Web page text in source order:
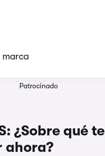
marca
Patrocinado
¿Sobre qué te
ahora?